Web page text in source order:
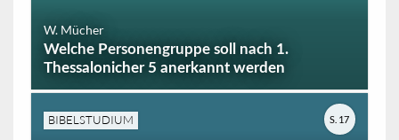
W. Mücher
Welche Personengruppe soll nach 1.
Thessalonicher 5 anerkannt werden
BIBELSTUDIUM S. 17